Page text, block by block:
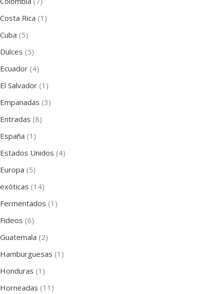
Costa Rica (1)
Cuba (5)
Dulces (5)
Ecuador (4)
El Salvador (1)
Empanadas (3)
Entradas (8)
España (1)
Estados Unidos (4)
Europa (5)
exóticas (14)
Fermentados (1)
Fideos (6)
Guatemala (2)
Hamburguesas (1)
Honduras (1)
Horneadas (11)